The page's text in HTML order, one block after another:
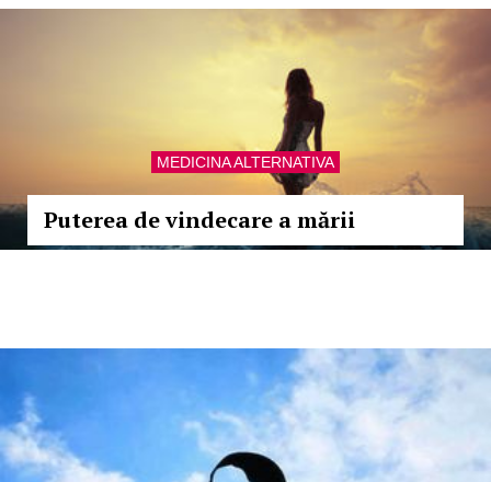
MEDICINA ALTERNATIVA
Puterea de vindecare a mării